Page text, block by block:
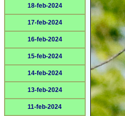
18-feb-2024
17-feb-2024
16-feb-2024
15-feb-2024
14-feb-2024
13-feb-2024
11-feb-2024